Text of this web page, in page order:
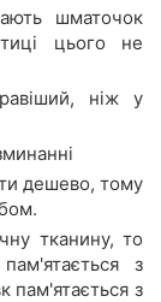
шматочок
цього не
ніж у
дешево, тому
тканину, то
з
пам'ятається з